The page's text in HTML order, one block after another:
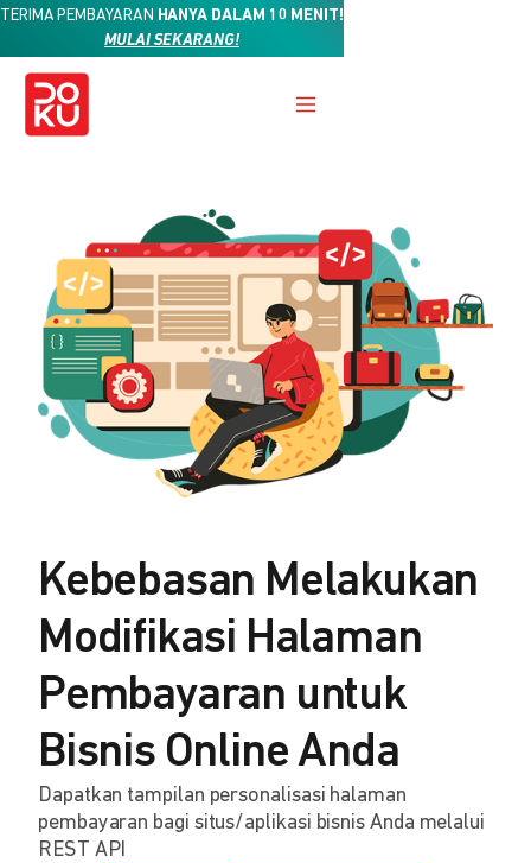
TERIMA PEMBAYARAN HANYA DALAM 10 MENIT!
MULAI SEKARANG!
Kebebasan Melakukan
Modifikasi Halaman
Pembayaran untuk
Bisnis Online Anda
Dapatkan tampilan personalisasi halaman
pembayaran bagi situs/aplikasi bisnis Anda melalui
REST API